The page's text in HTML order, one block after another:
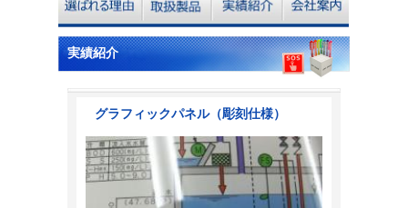
実績紹介
グラフィックパネル（彫刻仕様）